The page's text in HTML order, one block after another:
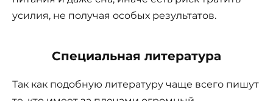
усилия, не получая особых результатов.
Специальная литература
Так как подобную литературу чаще всего пишут